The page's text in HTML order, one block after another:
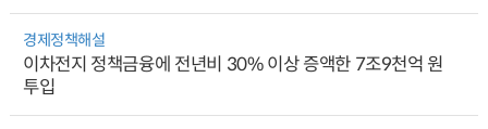
경제정책해설
이차전지 정책금융에 전년비 30% 이상 증액한 7조9천억 원
투입